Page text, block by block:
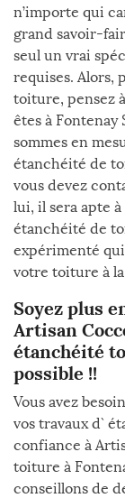
n’importe qui
grand savoir-
seul un vrai
requises. Alors,
toiture, pensez
êtes à Fontenay
sommes en
étanchéité de
vous devez
lui, il sera apte
étanchéité de
expérimenté
votre toiture à
Soyez plus
Artisan
étanchéité
possible !!
Vous avez
vos travaux d`
confiance à
toiture à
conseillons de